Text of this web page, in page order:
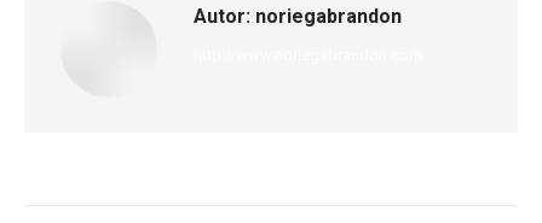
Autor: noriegabrandon